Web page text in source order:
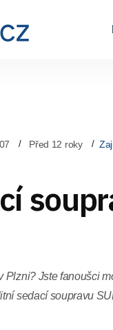
Před 12 roky
Plzni? Jste fanoušci
sedací soupravu